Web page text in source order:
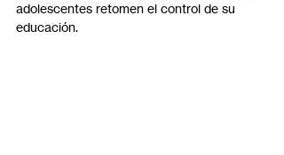
adolescentes retomen el control de su
educación.